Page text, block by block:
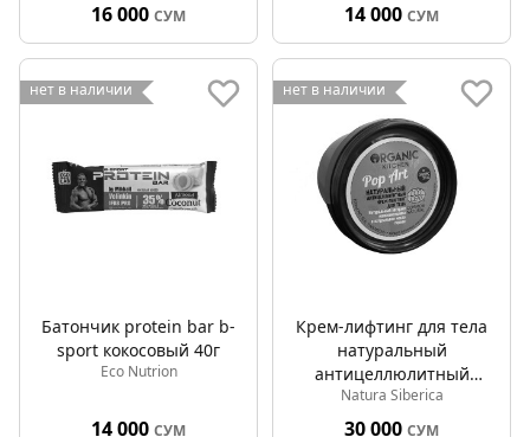
16 000 СУМ 14 000 СУМ
нет в наличии
Батончик protein bar b-
sport кокосовый 40г
Eco Nutrion
14 000 СУМ
нет в наличии
Крем-лифтинг для тела
натуральный
антицеллюлитный
100мл
Natura Siberica
30 000 СУМ